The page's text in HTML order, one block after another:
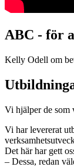
ABC - för
Kelly Odell om
Vi hjälper de som
Vi har levererat
Det här har gett
– Dessa, redan